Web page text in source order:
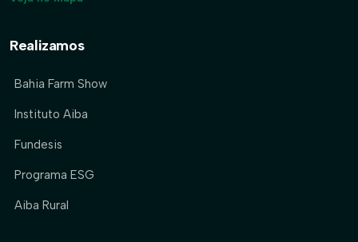
Realizamos
Bahia Farm Show
Instituto Aiba
Fundesis
Programa ESG
Aiba Rural